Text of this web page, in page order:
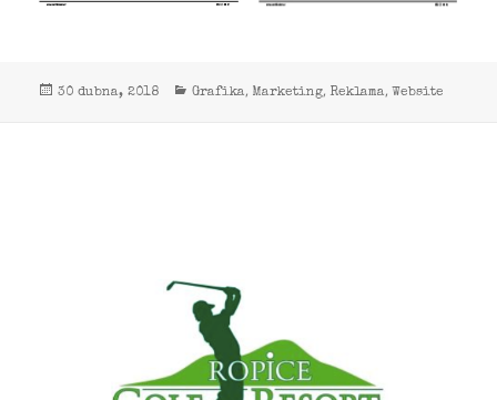
30 dubna, 2018 Grafika, Marketing, Reklama,Website